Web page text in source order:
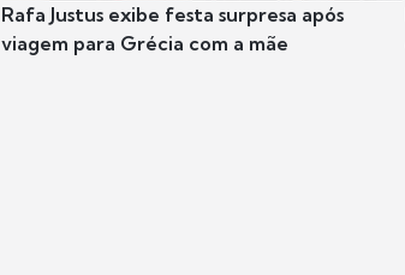
Rafa Justus exibe festa surpresa após
viagem para Grécia com a mãe